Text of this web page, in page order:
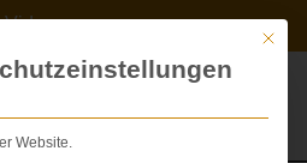
Videos
Mit
Website.